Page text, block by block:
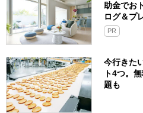
助金でお
ログ＆プ
PR
今行きた
ト4つ。
題も